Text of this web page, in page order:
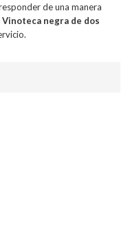
de una manera
Vinoteca negra de dos